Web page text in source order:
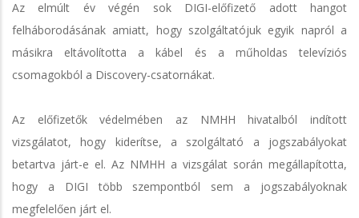
Az elmúlt év végén sok DIGI-előfizető adott hangot
felháborodásának amiatt, hogy szolgáltatójuk egyik napról a
másikra eltávolította a kábel és a műholdas televíziós
csomagokból a Discovery-csatornákat.
Az előfizetők védelmében az NMHH hivatalból indított
vizsgálatot, hogy kiderítse, a szolgáltató a jogszabályokat
betartva járt-e el. Az NMHH a vizsgálat során megállapította,
hogy a DIGI több szempontból sem a jogszabályoknak
megfelelően járt el.